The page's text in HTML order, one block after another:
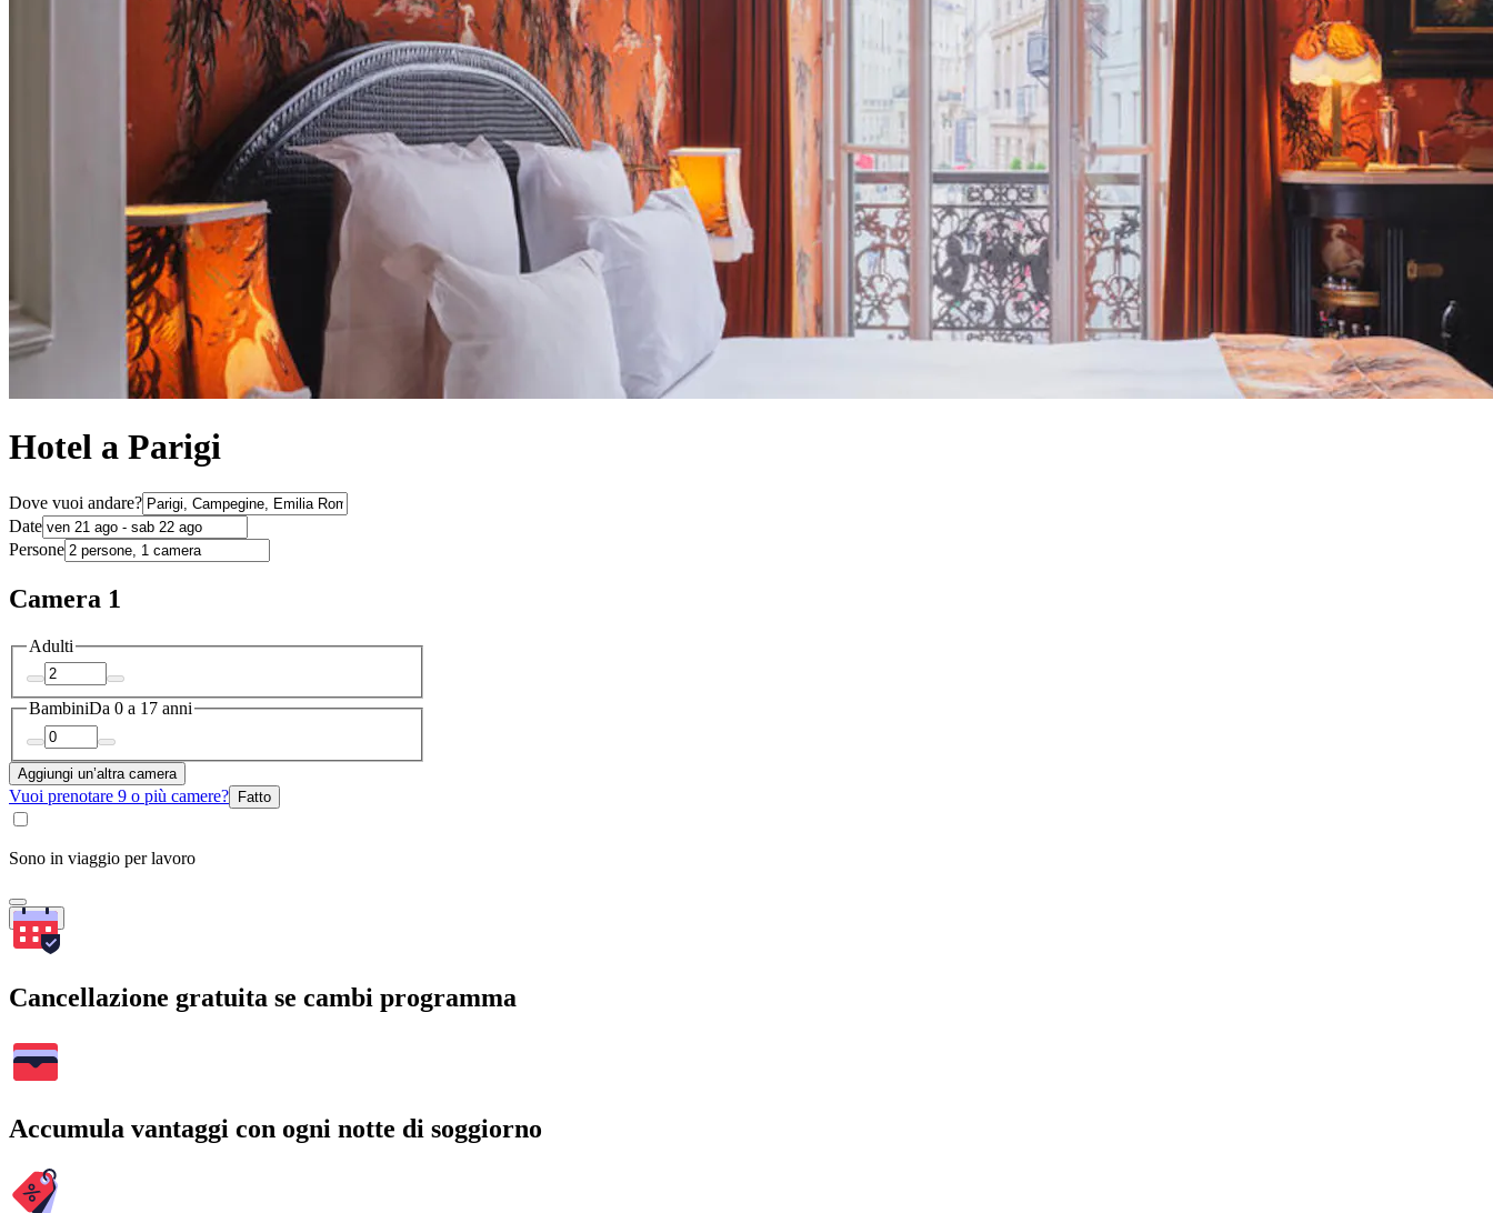
Hotel a Parigi
Dove vuoi andare?
Date
Persone
Camera 1
Adulti
BambiniDa 0 a 17 anni
Aggiungi un’altra camera
Vuoi prenotare 9 o più camere? Fatto
Sono in viaggio per lavoro
Cerca
Cancellazione gratuita se cambi programma
Accumula vantaggi con ogni notte di soggiorno